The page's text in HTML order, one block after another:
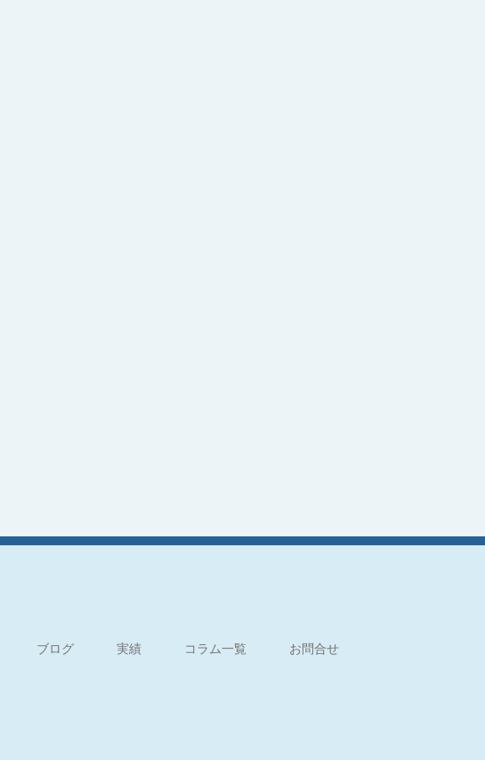
ブログ 実績 コラム一覧 お問合せ